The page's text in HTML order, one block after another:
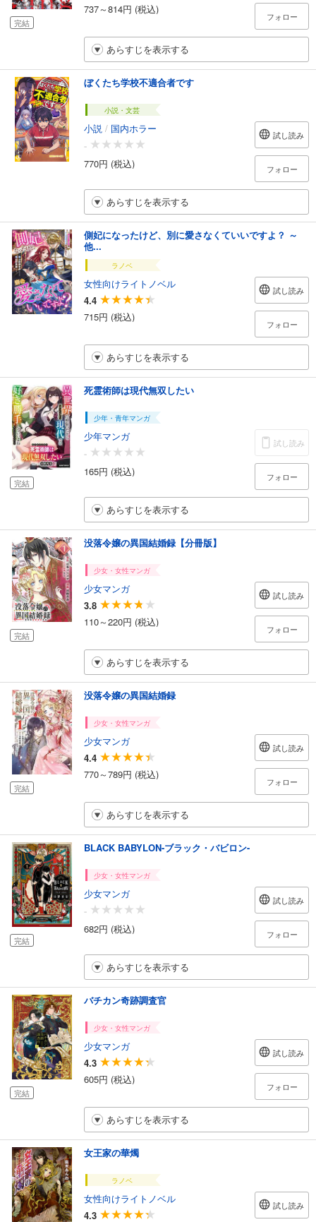
完結
737～814円 (税込)
フォロー
あらすじを表示する
ぼくたち学校不適合者です
小説・文芸
小説 / 国内ホラー
-
770円 (税込)
試し読み
フォロー
あらすじを表示する
側妃になったけど、別に愛さなくていいですよ？ ～
他...
ラノベ
女性向けライトノベル
4.4
715円 (税込)
試し読み
フォロー
あらすじを表示する
完結
死霊術師は現代無双したい
少年・青年マンガ
少年マンガ
-
165円 (税込)
試し読み
フォロー
あらすじを表示する
完結
没落令嬢の異国結婚録【分冊版】
少女・女性マンガ
少女マンガ
3.8
110～220円 (税込)
試し読み
フォロー
あらすじを表示する
完結
没落令嬢の異国結婚録
少女・女性マンガ
少女マンガ
4.4
770～789円 (税込)
試し読み
フォロー
あらすじを表示する
完結
BLACK BABYLON-ブラック・バビロン-
少女・女性マンガ
少女マンガ
-
682円 (税込)
試し読み
フォロー
あらすじを表示する
完結
バチカン奇跡調査官
少女・女性マンガ
少女マンガ
4.3
605円 (税込)
試し読み
フォロー
あらすじを表示する
女王家の華燭
ラノベ
女性向けライトノベル
4.3
試し読み